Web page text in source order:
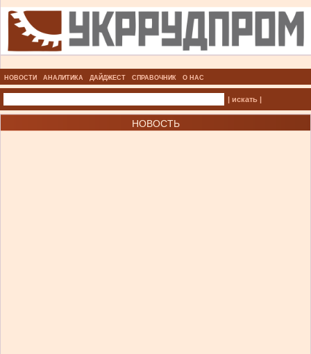
НОВОСТИ АНАЛИТИКА ДАЙДЖЕСТ СПРАВОЧНИК О НАС
| искать |
НОВОСТЬ